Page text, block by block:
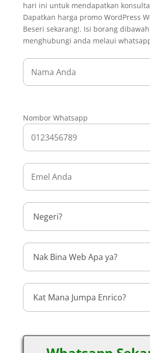
hari ini untuk mendapatkan
Dapatkan harga promo WordPress
Beseri sekarang!. Isi borang
menghubungi anda melaui
Nombor Whatsapp